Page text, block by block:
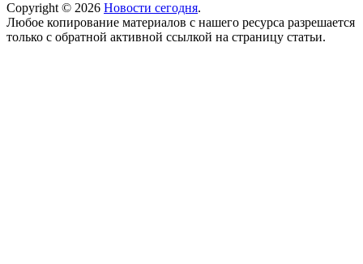
Copyright © 2026 Новости сегодня.
Любое копирование материалов с нашего ресурса разрешается
только с обратной активной ссылкой на страницу статьи.